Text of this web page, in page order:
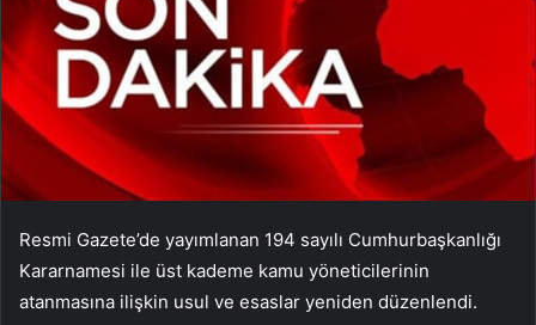
Resmi Gazete’de yayımlanan 194 sayılı Cumhurbaşkanlığı
Kararnamesi ile üst kademe kamu yöneticilerinin
atanmasına ilişkin usul ve esaslar yeniden düzenlendi.